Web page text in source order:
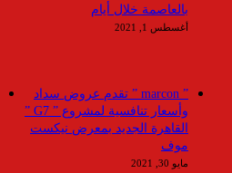
بالعاصمة خلال أيام
أغسطس 1, 2021
” marcon ” تقدم عروض سداد
وأسعار تنافسية لمشروع ” G7 ”
القاهرة الجديد بمعرض نيكست
موف
مايو 30, 2021